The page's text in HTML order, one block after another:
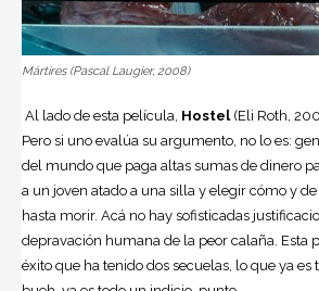
Mártires (Pascal Laugier, 2008)
Al lado de esta película, Hostel (Eli Roth,
Pero si uno evalúa su argumento, no lo es:
del mundo que paga altas sumas de dinero
a un joven atado a una silla y elegir cómo y
hasta morir. Acá no hay sofisticadas
depravación humana de la peor calaña. Esta
éxito que ha tenido dos secuelas, lo que ya es